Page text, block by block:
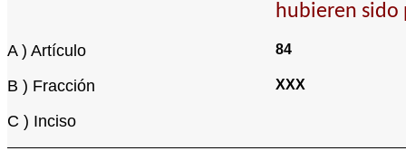
hubieren sido
A ) Artículo 84
B ) Fracción XXX
C ) Inciso